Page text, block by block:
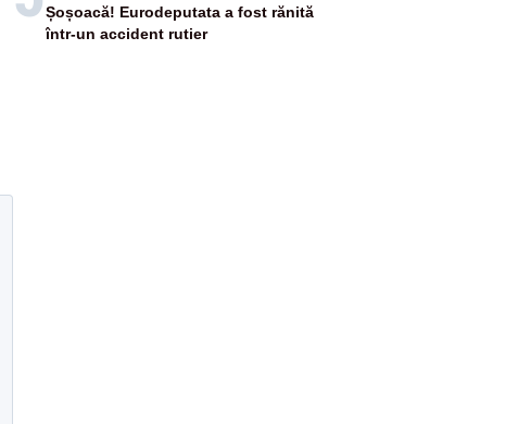
Șoșoacă! Eurodeputata a fost rănită
într-un accident rutier